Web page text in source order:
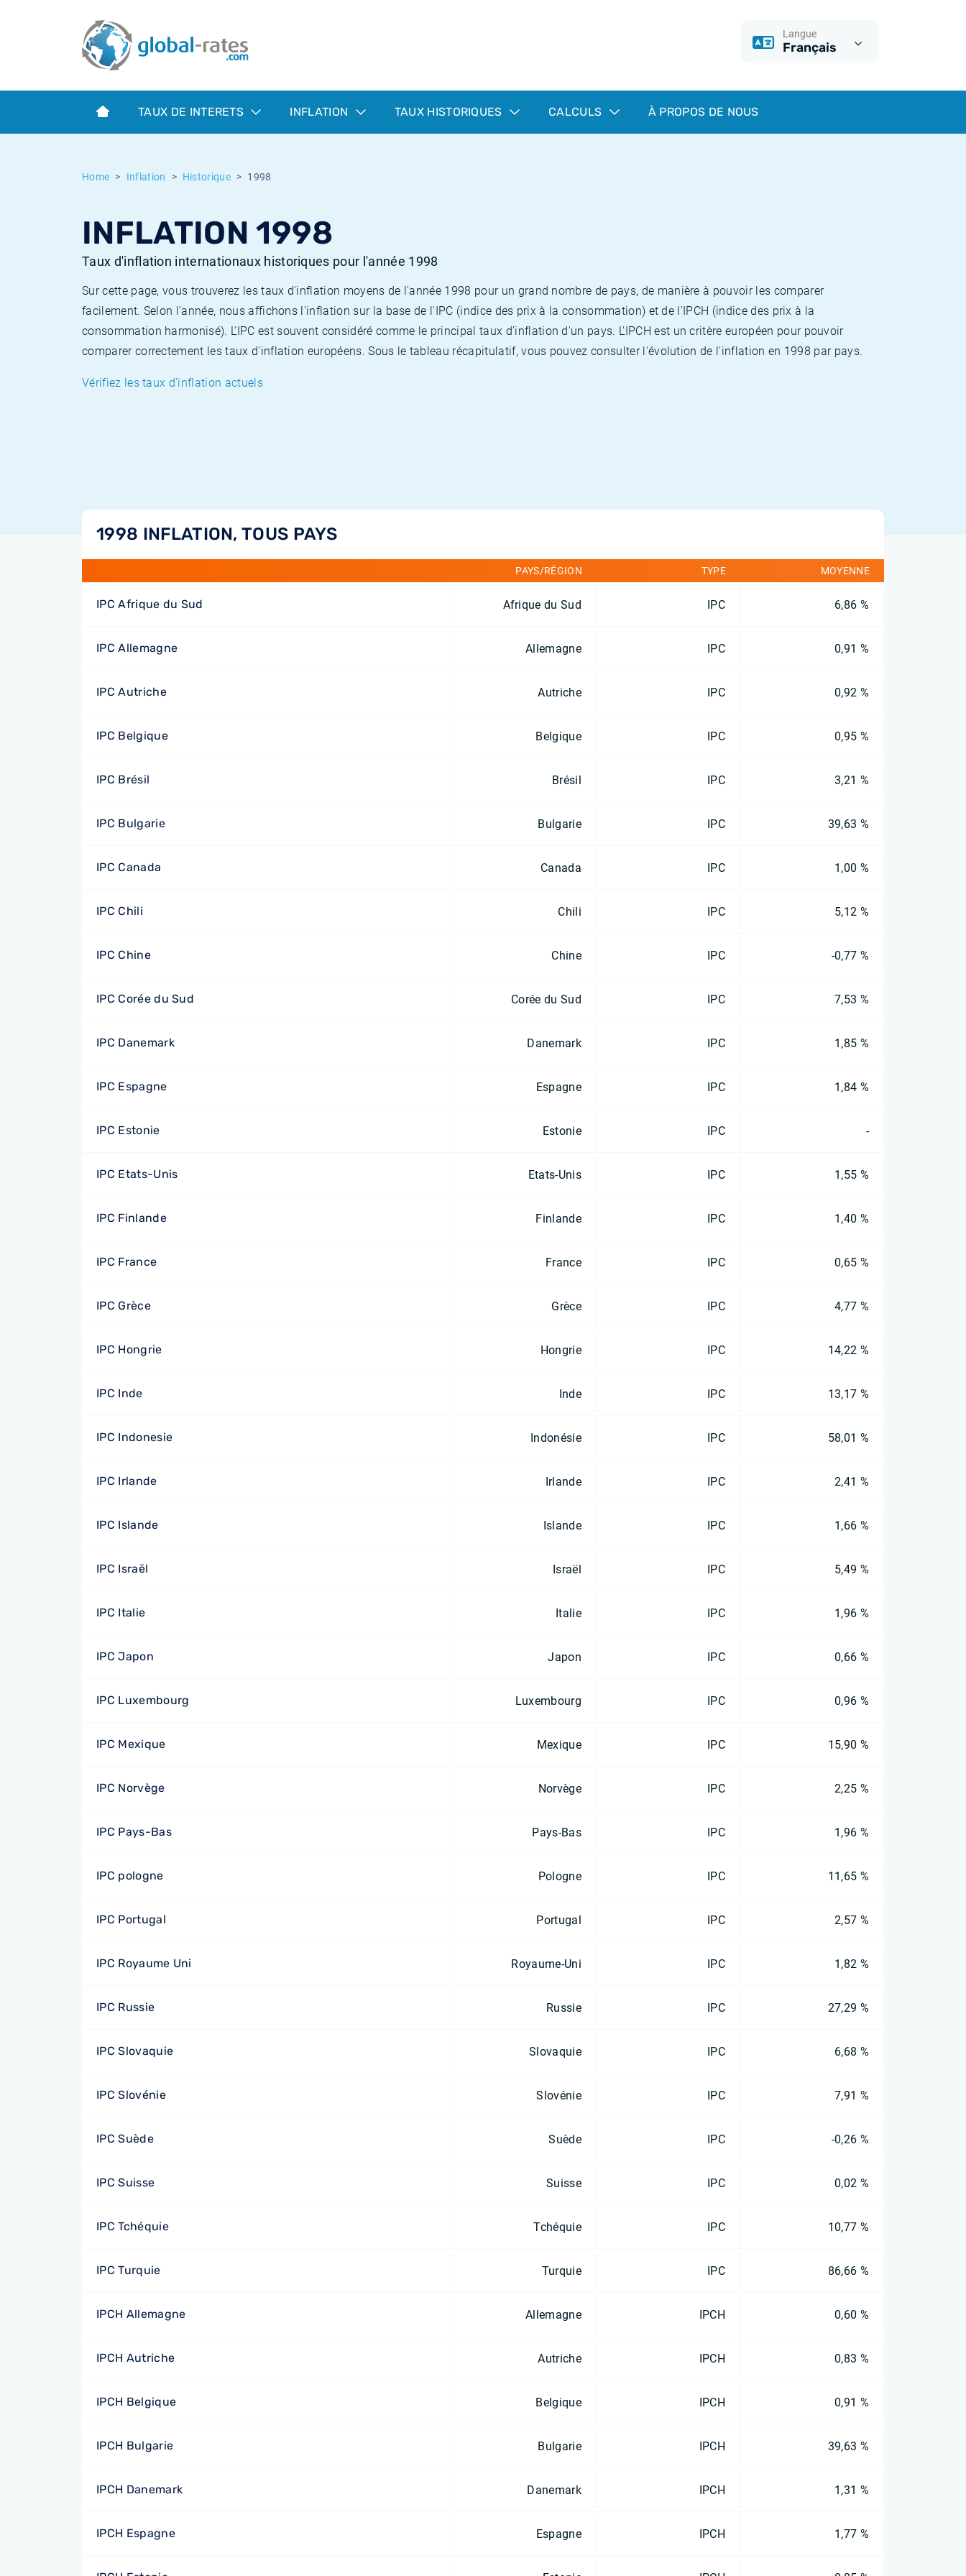
Langue
Français
TAUX DE INTERETS INFLATION TAUX HISTORIQUES CALCULS À PROPOS DE NOUS
Home Inflation Historique 1998
INFLATION 1998
Taux d'inflation internationaux historiques pour l'année 1998
Sur cette page, vous trouverez les taux d'inflation moyens de l'année 1998 pour un grand nombre de pays, de manière à pouvoir les comparer
facilement. Selon l'année, nous affichons l'inflation sur la base de l'IPC (indice des prix à la consommation) et de l'IPCH (indice des prix à la
consommation harmonisé). L'IPC est souvent considéré comme le principal taux d'inflation d'un pays. L'IPCH est un critère européen pour pouvoir
comparer correctement les taux d'inflation européens. Sous le tableau récapitulatif, vous pouvez consulter l'évolution de l'inflation en 1998 par pays.
Vérifiez les taux d'inflation actuels
1998 INFLATION, TOUS PAYS
PAYS/RÉGION TYPE MOYENNE
IPC Afrique du Sud Afrique du Sud IPC 6,86 %
IPC Allemagne Allemagne IPC 0,91 %
IPC Autriche Autriche IPC 0,92 %
IPC Belgique Belgique IPC 0,95 %
IPC Brésil Brésil IPC 3,21 %
IPC Bulgarie Bulgarie IPC 39,63 %
IPC Canada Canada IPC 1,00 %
IPC Chili Chili IPC 5,12 %
IPC Chine Chine IPC -0,77 %
IPC Corée du Sud Corée du Sud IPC 7,53 %
IPC Danemark Danemark IPC 1,85 %
IPC Espagne Espagne IPC 1,84 %
IPC Estonie Estonie IPC -
IPC Etats-Unis Etats-Unis IPC 1,55 %
IPC Finlande Finlande IPC 1,40 %
IPC France France IPC 0,65 %
IPC Grèce Grèce IPC 4,77 %
IPC Hongrie Hongrie IPC 14,22 %
IPC Inde Inde IPC 13,17 %
IPC Indonesie Indonésie IPC 58,01 %
IPC Irlande Irlande IPC 2,41 %
IPC Islande Islande IPC 1,66 %
IPC Israël Israël IPC 5,49 %
IPC Italie Italie IPC 1,96 %
IPC Japon Japon IPC 0,66 %
IPC Luxembourg Luxembourg IPC 0,96 %
IPC Mexique Mexique IPC 15,90 %
IPC Norvège Norvège IPC 2,25 %
IPC Pays-Bas Pays-Bas IPC 1,96 %
IPC pologne Pologne IPC 11,65 %
IPC Portugal Portugal IPC 2,57 %
IPC Royaume Uni Royaume-Uni IPC 1,82 %
IPC Russie Russie IPC 27,29 %
IPC Slovaquie Slovaquie IPC 6,68 %
IPC Slovénie Slovénie IPC 7,91 %
IPC Suède Suède IPC -0,26 %
IPC Suisse Suisse IPC 0,02 %
IPC Tchéquie Tchéquie IPC 10,77 %
IPC Turquie Turquie IPC 86,66 %
IPCH Allemagne Allemagne IPCH 0,60 %
IPCH Autriche Autriche IPCH 0,83 %
IPCH Belgique Belgique IPCH 0,91 %
IPCH Bulgarie Bulgarie IPCH 39,63 %
IPCH Danemark Danemark IPCH 1,31 %
IPCH Espagne Espagne IPCH 1,77 %
Term SOFR
Qu'est-ce que l'inflation IPC?
Qu'est-ce que l'inflation IPCH?
Taux Euribor historiques
Taux ESTER historiques
Taux d'inflation historiques
Calculateur d’inflation